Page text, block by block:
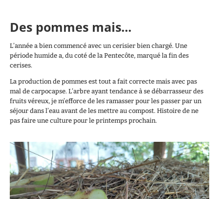
Des pommes mais...
L’année a bien commencé avec un cerisier bien chargé. Une
période humide a, du coté de la Pentecôte, marqué la fin des
cerises.
La production de pommes est tout a fait correcte mais avec pas
mal de carpocapse. L’arbre ayant tendance à se débarrasseur des
fruits véreux, je m’efforce de les ramasser pour les passer par un
séjour dans l’eau avant de les mettre au compost. Histoire de ne
pas faire une culture pour le printemps prochain.